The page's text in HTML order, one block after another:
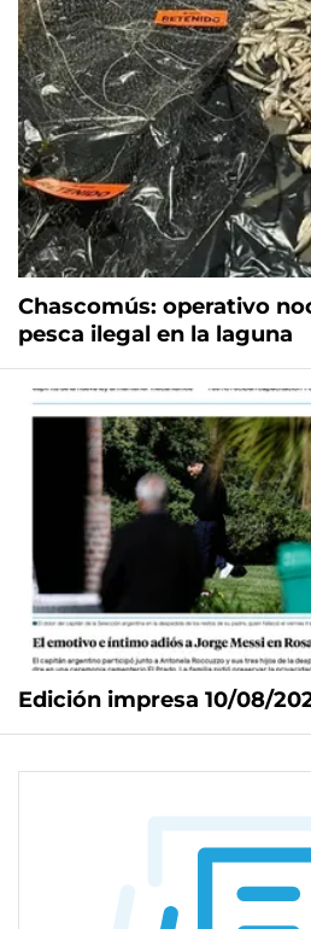
Chascomús: operativo
pesca ilegal en la laguna
Edición impresa 10/08/